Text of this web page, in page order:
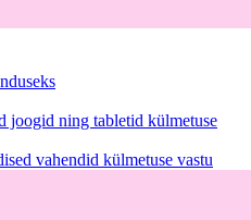
joogid ning tabletid külmetuse
vahendid külmetuse vastu